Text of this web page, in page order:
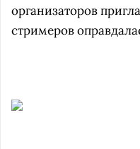
организаторов
стримеров